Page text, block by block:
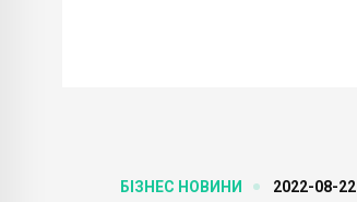
БІЗНЕС НОВИНИ 2022-08-22